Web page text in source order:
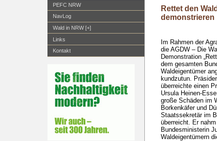
PEFC NRW
NavLog
Wald in NRW [+]
Links
Kontakt
Rettet den
demonstrieren
Im Rahmen der
die AGDW – Die
Demonstration
dem gesamten
Waldeigentümer
kundzutun.
überreichte einen
Ursula Heinen-
große Schäden im
Borkenkäfer und
Staatssekretär im
überreicht. Er
Bundesministerin
Waldeigentümern